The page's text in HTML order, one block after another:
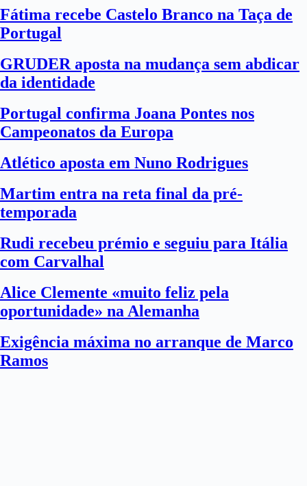
Fátima recebe Castelo Branco na Taça de
Portugal
GRUDER aposta na mudança sem abdicar
da identidade
Portugal confirma Joana Pontes nos
Campeonatos da Europa
Atlético aposta em Nuno Rodrigues
Martim entra na reta final da pré-
temporada
Rudi recebeu prémio e seguiu para Itália
com Carvalhal
Alice Clemente «muito feliz pela
oportunidade» na Alemanha
Exigência máxima no arranque de Marco
Ramos